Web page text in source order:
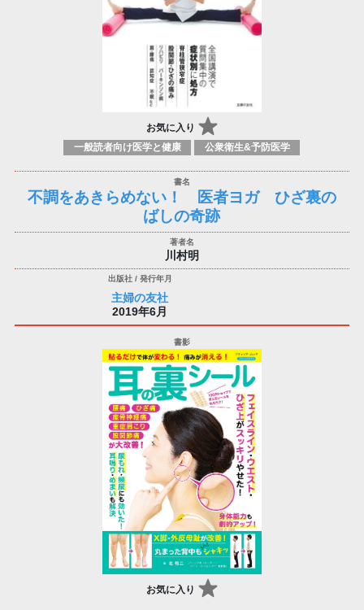
お気に入り
一般読者向け医学と健康 公衆衛生&予防医学
不調をあきらめない！ 医者ヨガ ひざ裏の
ばしの奇跡
川村明
主婦の友社
2019年6月
お気に入り